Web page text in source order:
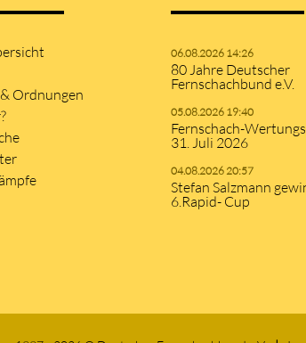
Ordnungen
06.08.2026 14:26
80 Jahre Deutscher
Fernschachbund e.V.
05.08.2026 19:40
Fernschach-
31. Juli 2026
04.08.2026 20:57
Stefan Salzmann
6.Rapid- Cup